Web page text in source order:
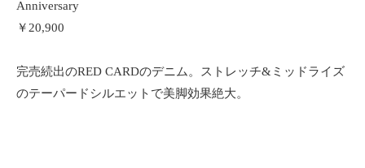
Anniversary
￥20,900
完売続出のRED CARDのデニム。ストレッチ&ミッドライズ
のテーパードシルエットで美脚効果絶大。